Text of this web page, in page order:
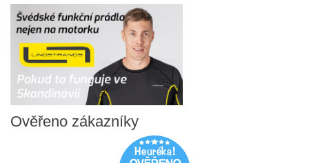
Ověřeno zákazníky